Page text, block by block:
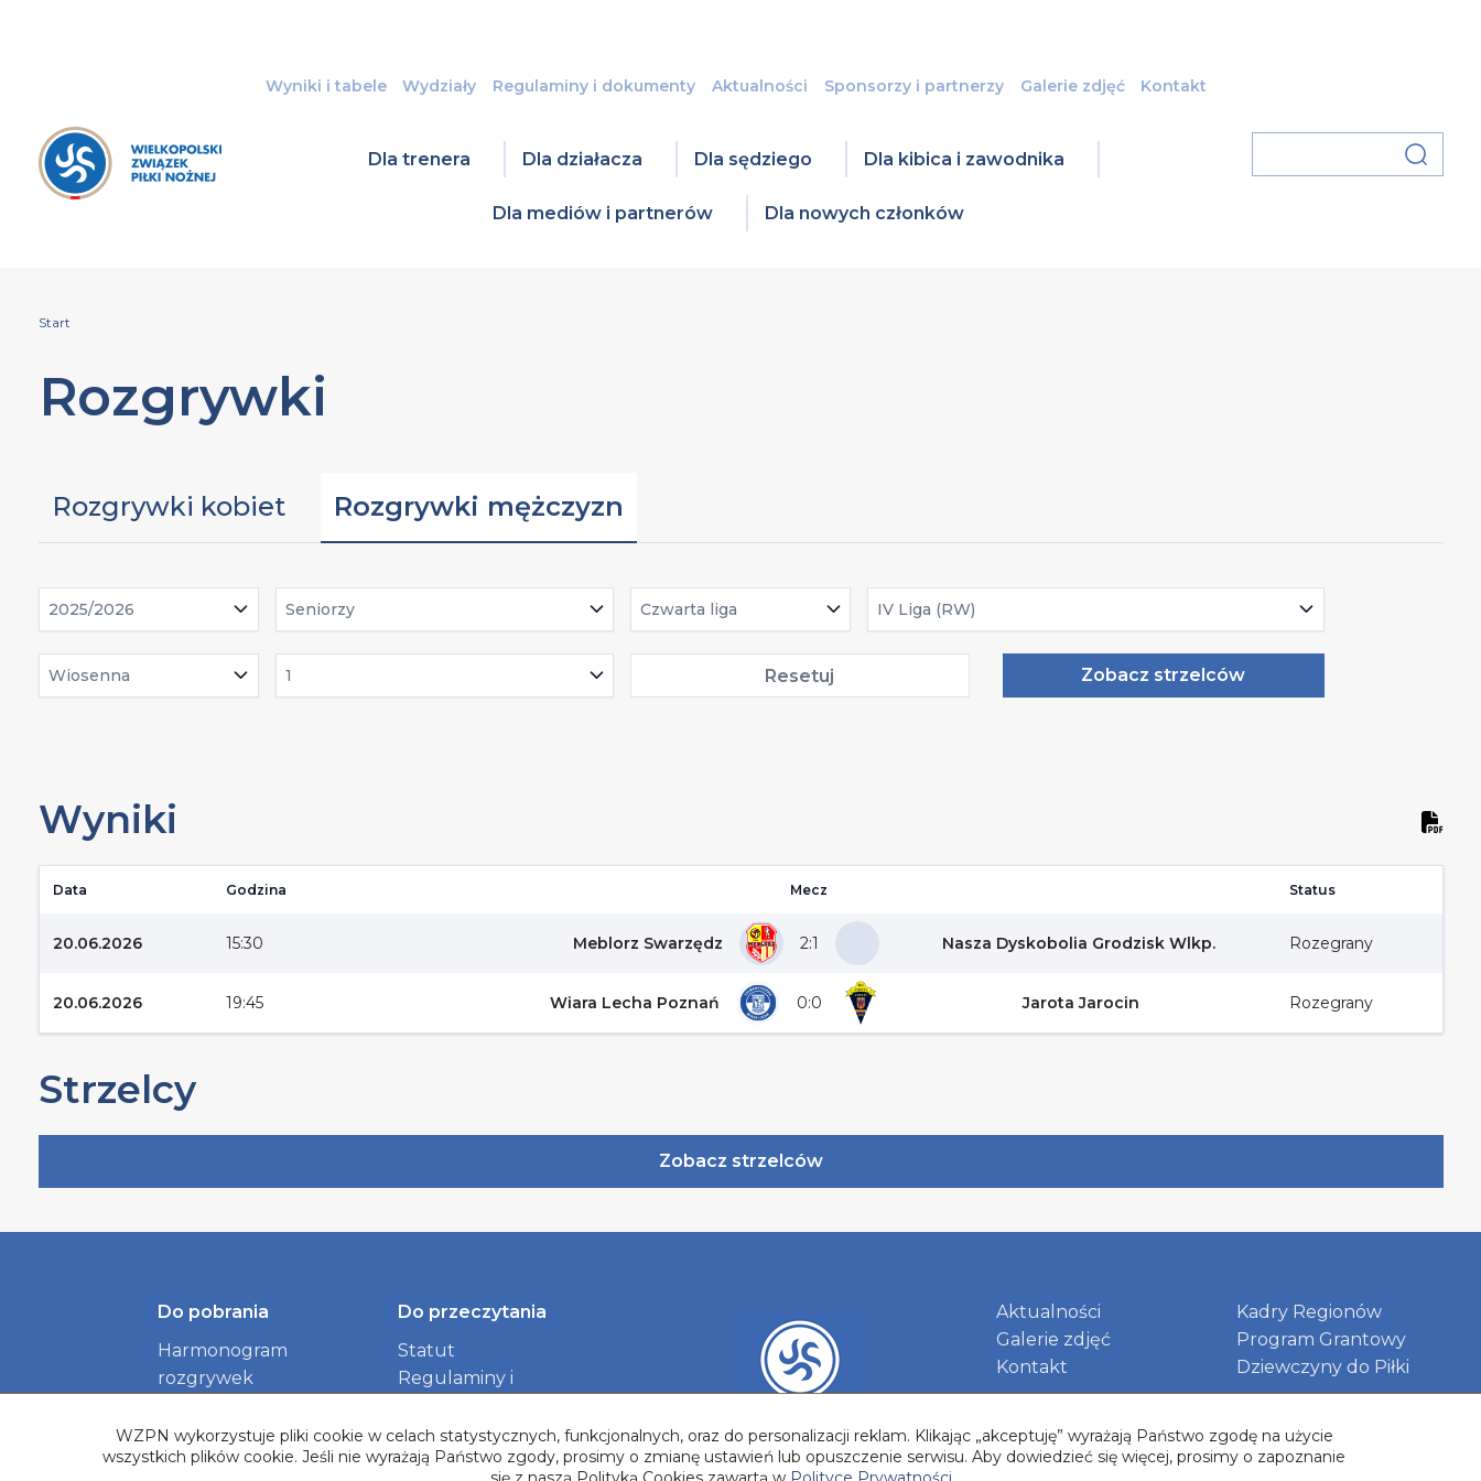
Wyniki i tabele Wydziały Regulaminy i dokumenty Aktualności Sponsorzy i partnerzy Galerie zdjęć Kontakt
Dla trenera Dla działacza Dla sędziego Dla kibica i zawodnika
Dla mediów i partnerów Dla nowych członków
Start
Rozgrywki
Rozgrywki kobiet Rozgrywki mężczyzn
2025/2026 Seniorzy Czwarta liga IV Liga (RW)
Wiosenna 1 Resetuj Zobacz strzelców
Wyniki
Data Godzina Mecz Status
20.06.2026 15:30 Meblorz Swarzędz 2:1 Nasza Dyskobolia Grodzisk Wlkp. Rozegrany
20.06.2026 19:45 Wiara Lecha Poznań 0:0 Jarota Jarocin Rozegrany
Strzelcy
Zobacz strzelców
Do pobrania
Harmonogram
rozgrywek
Związku
Logotypy Rozgrywek
Do przeczytania
Statut
Regulaminy i
Aktualności
Galerie zdjęć
Kontakt
Kadry Regionów
Program Grantowy
Dziewczyny do Piłki
WZPN wykorzystuje pliki cookie w celach statystycznych, funkcjonalnych, oraz do personalizacji reklam. Klikając „akceptuję” wyrażają Państwo zgodę na użycie
wszystkich plików cookie. Jeśli nie wyrażają Państwo zgody, prosimy o zmianę ustawień lub opuszczenie serwisu. Aby dowiedzieć się więcej, prosimy o zapoznanie